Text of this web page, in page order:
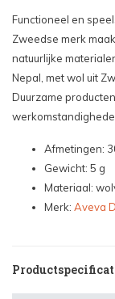
Functioneel en
Zweedse merk
natuurlijke
Nepal, met wol uit
Duurzame
Afmetingen:
Gewicht: 5 g
Materiaal:
Merk: Aveva